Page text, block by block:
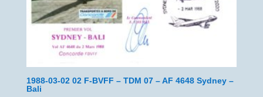
1988-03-02 02 F-BVFF – TDM 07 – AF 4648 Sydney –
Bali